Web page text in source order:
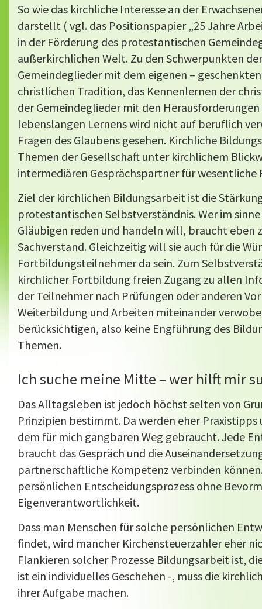
So wie das kirchliche Interesse an der
darstellt ( vgl. das Positionspapier „25 Jahre
in der Förderung des protestantischen
außerkirchlichen Welt. Zu den Schwerpunkten
Gemeindeglieder mit dem eigenen –
christlichen Tradition, das Kennenlernen der
der Gemeindeglieder mit den
lebenslangen Lernens wird nicht auf beruflich
Fragen des Glaubens gesehen. Kirchliche
Themen der Gesellschaft unter kirchlichem
intermediären Gesprächspartner für
Ziel der kirchlichen Bildungsarbeit ist die
protestantischen Selbstverständnis. Wer im
Gläubigen reden und handeln will, braucht eben
Sachverstand. Gleichzeitig will sie auch für die
Fortbildungsteilnehmer da sein. Zum
kirchlicher Fortbildung freien Zugang zu allen
der Teilnehmer nach Prüfungen oder anderen
Weiterbildung und Arbeiten miteinander
berücksichtigen, also keine Engführung des
Themen.
Ich suche meine Mitte – wer hilft mir
Das Alltagsleben ist jedoch höchst selten von
Prinzipien bestimmt. Da werden eher
dem für mich gangbaren Weg gebraucht. Jede
braucht das Gespräch und die
partnerschaftliche Kompetenz verbinden
persönlichen Entscheidungsprozess ohne
Eigenverantwortlichkeit.
Dass man Menschen für solche persönlichen
findet, wird mancher Kirchensteuerzahler eher
Flankieren solcher Prozesse Bildungsarbeit ist,
ist ein individuelles Geschehen -, muss die
ihrer Aufgabe machen.